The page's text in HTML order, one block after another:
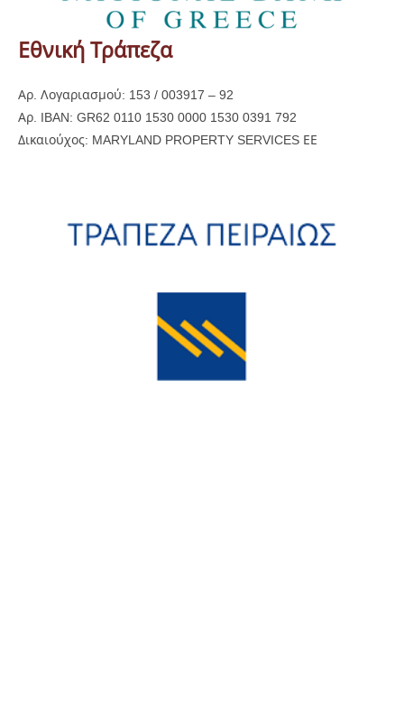
Εθνική Τράπεζα
Αρ. Λογαριασμού: 153 / 003917 – 92
Αρ. IBAN: GR62 0110 1530 0000 1530 0391 792
Δικαιούχος: MARYLAND PROPERTY SERVICES ΕΕ